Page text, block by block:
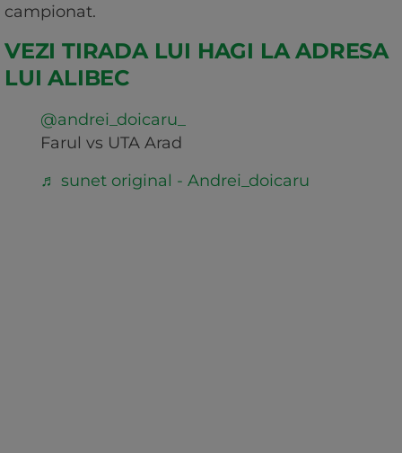
campionat.
VEZI TIRADA LUI HAGI LA ADRESA
LUI ALIBEC
@andrei_doicaru_
Farul vs UTA Arad
♬ sunet original - Andrei_doicaru